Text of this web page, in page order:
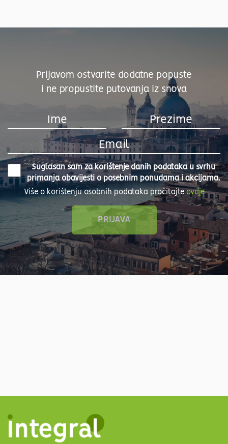
Prijavom ostvarite dodatne popuste
i ne propustite putovanja iz snova
Suglasan sam za korištenje danih podataka u svrhu
primanja obavijesti o posebnim ponudama i akcijama.
Više o korištenju osobnih podataka pročitajteovdje